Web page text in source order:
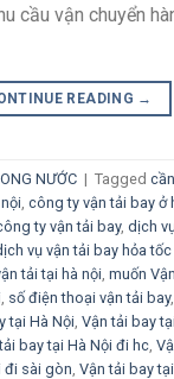
cầu vận chuyển
READING →
NƯỚC | Tagged
công ty vận tải bay ở
ty vận tải bay, dịch
vụ vận tải bay hỏa tốc
tải tại hà nội muốn
số điện thoại vận tải bay,
tại Hà Nội Vận tải bay
bay tại Hà Nội đi hc
đi sài gòn Vận tải bay